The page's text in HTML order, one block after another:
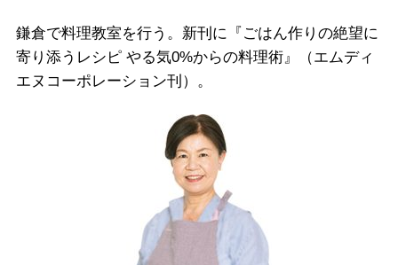
鎌倉で料理教室を行う。新刊に『ごはん作りの絶望に
寄り添うレシピ やる気0%からの料理術』（エムディ
エヌコーポレーション刊）。